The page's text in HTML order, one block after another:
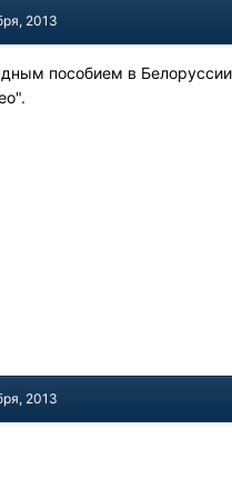
2013
пособием в
2013